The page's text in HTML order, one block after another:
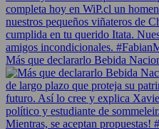
Más que declararlo Bebida